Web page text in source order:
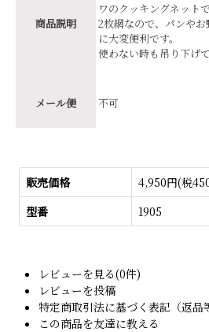
商品説明
ワのクッキングネットで
2枚網なので、パンや
に大変便利です。
使わない時も吊り下げ
メール便 不可
販売価格
4,950円(税
型番
1905
レビューを見る(0件)
レビューを投稿
特定商取引法に基づく表記（返品
この商品を友達に教える